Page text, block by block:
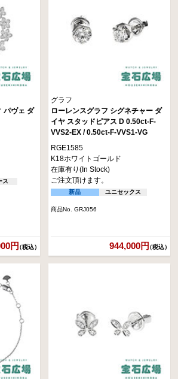
パヴェ ダ
ス
円（税込）
グラフ
ローレンスグラフ シグネチャー ダ
イヤ スタッドピアス D 0.50ct-F-
VVS2-EX / 0.50ct-F-VVS1-VG
RGE1585
K18ホワイトゴールド
在庫有り(In Stock)
ご注文頂けます。
新品 ユニセックス
商品No. GRJ056
944,000円（税込）